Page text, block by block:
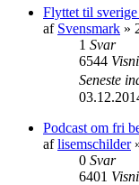
Flyttet til
af Svensmark »
1 Svar
6544
Seneste
Podcast om fri
aflisemschilder
0 Svar
6401